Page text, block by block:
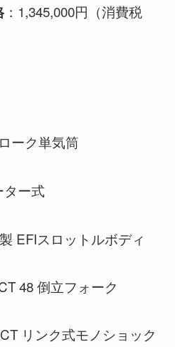
：1,345,000円（消費税
ーク単気筒
ター式
EFIスロットルボディ
48 倒立フォーク
リンク式モノショック